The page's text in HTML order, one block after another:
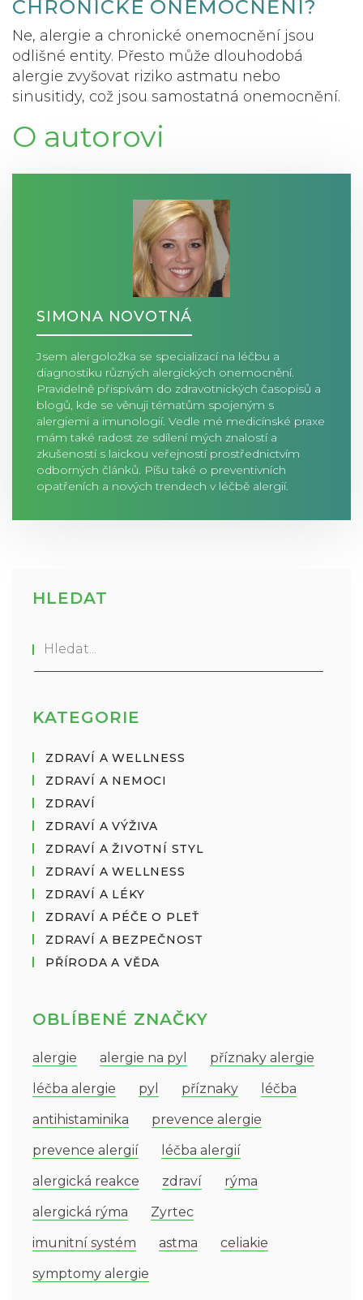
CHRONICKÉ ONEMOCNĚNÍ?
Ne, alergie a chronické onemocnění jsou
odlišné entity. Přesto může dlouhodobá
alergie zvyšovat riziko astmatu nebo
sinusitidy, což jsou samostatná onemocnění.
O autorovi
SIMONA NOVOTNÁ
Jsem alergoložka se specializací na léčbu a
diagnostiku různých alergických onemocnění.
Pravidelně přispívám do zdravotnických časopisů a
blogů, kde se věnuji tématům spojeným s
alergiemi a imunologií. Vedle mé medicínské praxe
mám také radost ze sdílení mých znalostí a
zkušeností s laickou veřejností prostřednictvím
odborných článků. Píšu také o preventivních
opatřeních a nových trendech v léčbě alergií.
HLEDAT
KATEGORIE
ZDRAVÍ A WELLNESS
ZDRAVÍ A NEMOCI
ZDRAVÍ
ZDRAVÍ A VÝŽIVA
ZDRAVÍ A ŽIVOTNÍ STYL
ZDRAVÍ A WELLNESS
ZDRAVÍ A LÉKY
ZDRAVÍ A PÉČE O PLEŤ
ZDRAVÍ A BEZPEČNOST
PŘÍRODA A VĚDA
OBLÍBENÉ ZNAČKY
alergie alergie na pyl
příznaky alergie
léčba alergie
pyl příznaky
léčba
antihistaminika
prevence alergie
prevence alergií
léčba alergií
alergická reakce
zdraví
rýma
alergická rýma
Zyrtec
imunitní systém
astma
celiakie
symptomy alergie